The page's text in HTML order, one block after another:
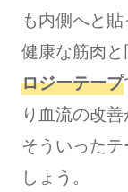
も内側へと貼
健康な筋肉と
ロジーテープ
り血流の改
そういった
しょう。